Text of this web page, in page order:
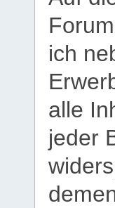
ich
alle
jeder